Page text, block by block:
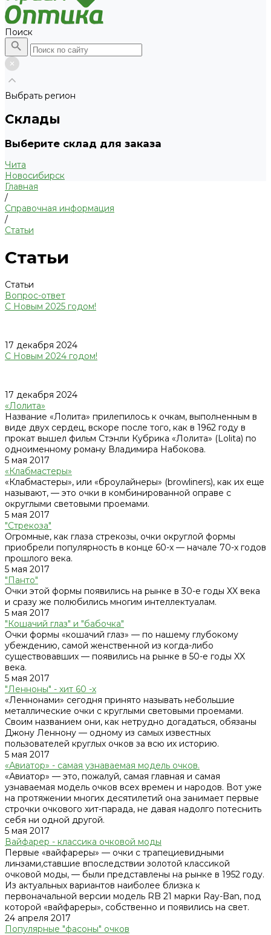
Поиск
Выбрать регион
Склады
Выберите склад для заказа
Чита
Новосибирск
Главная
/
Справочная информация
/
Статьи
Статьи
Статьи
Вопрос-ответ
С Новым 2025 годом!
17 декабря 2024
С Новым 2024 годом!
17 декабря 2024
«Лолита»
Название «Лолита» прилепилось к очкам, выполненным в
виде двух сердец, вскоре после того, как в 1962 году в
прокат вышел фильм Стэнли Кубрика «Лолита» (Lolita) по
одноименному роману Владимира Набокова.
5 мая 2017
«Клабмастеры»
«Клабмастеры», или «броулайнеры» (browliners), как их еще
называют, — это очки в комбинированной оправе с
округлыми световыми проемами.
5 мая 2017
"Стрекоза"
Огромные, как глаза стрекозы, очки округлой формы
приобрели популярность в конце 60-х — начале 70-х годов
прошлого века.
5 мая 2017
"Панто"
Очки этой формы появились на рынке в 30-е годы XX века
и сразу же полюбились многим интеллектуалам.
5 мая 2017
"Кошачий глаз" и "бабочка"
Очки формы «кошачий глаз» — по нашему глубокому
убеждению, самой женственной из когда-либо
существовавших — появились на рынке в 50-е годы XX
века.
5 мая 2017
"Ленноны" - хит 60 -х
«Леннонами» сегодня принято называть небольшие
металлические очки с круглыми световыми проемами.
Своим названием они, как нетрудно догадаться, обязаны
Джону Леннону — одному из самых известных
пользователей круглых очков за всю их историю.
5 мая 2017
«Авиатор» - самая узнаваемая модель очков.
«Авиатор» — это, пожалуй, самая главная и самая
узнаваемая модель очков всех времен и народов. Вот уже
на протяжении многих десятилетий она занимает первые
строчки очкового хит-парада, не давая надолго потеснить
себя ни одной другой.
5 мая 2017
Вайфарер - классика очковой моды
Первые «вайфареры» — очки с трапециевидными
линзами,ставшие впоследствии золотой классикой
очковой моды, — были представлены на рынке в 1952 году.
Из актуальных вариантов наиболее близка к
первоначальной версии модель RB 21 марки Ray-Ban, под
которой «вайфареры», собственно и появились на свет.
24 апреля 2017
Популярные "фасоны" очков